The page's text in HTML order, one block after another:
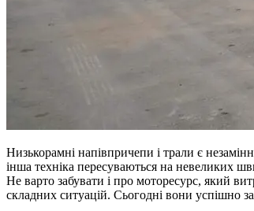
Низькорамні напівпричепи і трали є
інша техніка пересуваються на невеликих
Не варто забувати і про моторесурс, який
складних ситуацій. Сьогодні вони успішно